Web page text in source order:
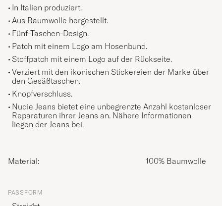
In Italien produziert.
Aus Baumwolle hergestellt.
Fünf-Taschen-Design.
Patch mit einem Logo am Hosenbund.
Stoffpatch mit einem Logo auf der Rückseite.
Verziert mit den ikonischen Stickereien der Marke über
den Gesäßtaschen.
Knopfverschluss.
Nudie Jeans bietet eine unbegrenzte Anzahl kostenloser
Reparaturen ihrer Jeans an. Nähere Informationen
liegen der Jeans bei.
Material: 100% Baumwolle
PASSFORM